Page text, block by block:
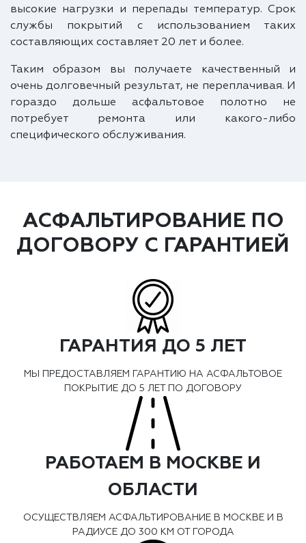
высокие нагрузки и перепады температур. Срок
службы покрытий с использованием таких
составляющих составляет 20 лет и более.
Таким образом вы получаете качественный и
очень долговечный результат, не переплачивая. И
гораздо дольше асфальтовое полотно не
потребует ремонта или какого-либо
специфического обслуживания.
АСФАЛЬТИРОВАНИЕ ПО
ДОГОВОРУ С ГАРАНТИЕЙ
ГАРАНТИЯ ДО 5 ЛЕТ
МЫ ПРЕДОСТАВЛЯЕМ ГАРАНТИЮ НА АСФАЛЬТОВОЕ
ПОКРЫТИЕ ДО 5 ЛЕТ ПО ДОГОВОРУ
РАБОТАЕМ В МОСКВЕ И
ОБЛАСТИ
ОСУЩЕСТВЛЯЕМ АСФАЛЬТИРОВАНИЕ В МОСКВЕ И В
РАДИУСЕ ДО 300 КМ ОТ ГОРОДА